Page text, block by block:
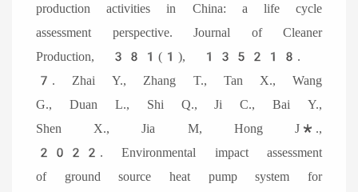
production activities in China: a life cycle
assessment perspective. Journal of Cleaner
Production, 381(1), 135218.
7. Zhai Y., Zhang T., Tan X., Wang
G., Duan L., Shi Q., Ji C., Bai Y.,
Shen X., Jia M, Hong J*.,
2022. Environmental impact assessment
of ground source heat pump system for